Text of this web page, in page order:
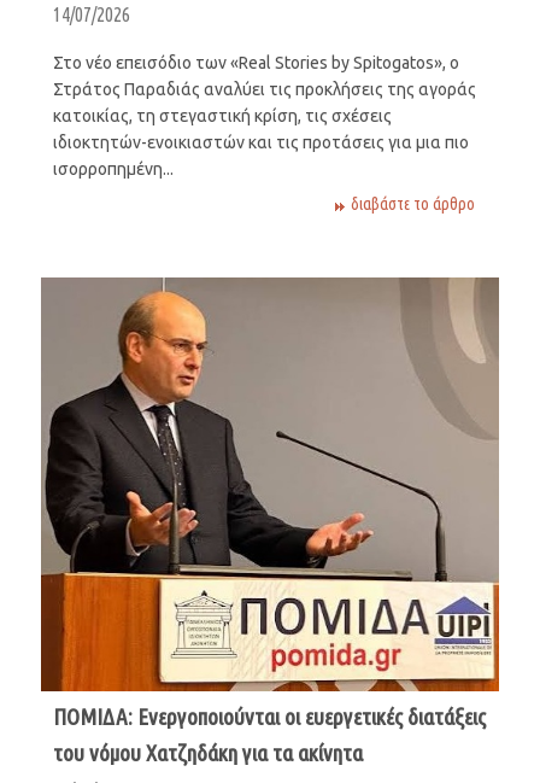
14/07/2026
Στο νέο επεισόδιο των «Real Stories by Spitogatos», ο
Στράτος Παραδιάς αναλύει τις προκλήσεις της αγοράς
κατοικίας, τη στεγαστική κρίση, τις σχέσεις
ιδιοκτητών-ενοικιαστών και τις προτάσεις για μια πιο
ισορροπημένη...
διαβάστε το άρθρο
ΠΟΜΙΔΑ: Ενεργοποιούνται οι ευεργετικές διατάξεις
του νόμου Χατζηδάκη για τα ακίνητα